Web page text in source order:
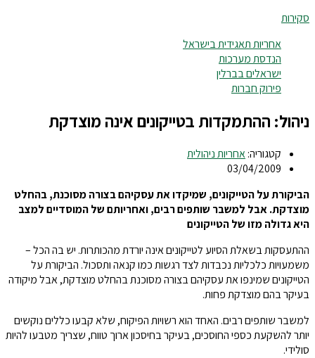
סקירות
אחריות תאגידית בישראל
הנדסת מערכות
ישראלים בברלין
פירוק חברות
ניהול: ההתמקדות בטייקונים אינה מוצדקת
קטגוריה:אחריות ניהולית
03/04/2009
הביקורת על הטייקונים, שמיקדו את עסקיהם בצורה מסוכנת, בהחלט
מוצדקת. אבל למשבר שותפים רבים, ואחריותם של המוסדיים למצב
היא גדולה מזו של הטייקונים
ההתעסקות בשאלת הסיוע לטייקונים אינה יורדת מהכותרות. יש בה הכל –
משמעויות כלכליות נכבדות לצד רגשות כמו קנאה ותסכול. הביקורת על
הטייקונים שמינפו את עסקיהם בצורה מסוכנת בהחלט מוצדקת, אבל מיקודה
בעיקר בהם מוצדקת פחות.
למשבר שותפים רבים. האחד הוא רשויות הפיקוח, שלא קבעו כללים נוקשים
יותר להשקעת כספי החוסכים, בעיקר בחיסכון ארוך טווח, שצריך מטבעו להיות
סולידי.